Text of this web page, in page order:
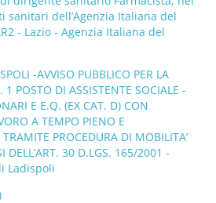
sanitari dell’Agenzia Italiana del
- Lazio - Agenzia Italiana del
-AVVISO PUBBLICO PER LA
1 POSTO DI ASSISTENTE SOCIALE -
E E.Q. (EX CAT. D) CON
A TEMPO PIENO E
PROCEDURA DI MOBILITA’
DELL’ART. 30 D.LGS. 165/2001 -
Ladispoli